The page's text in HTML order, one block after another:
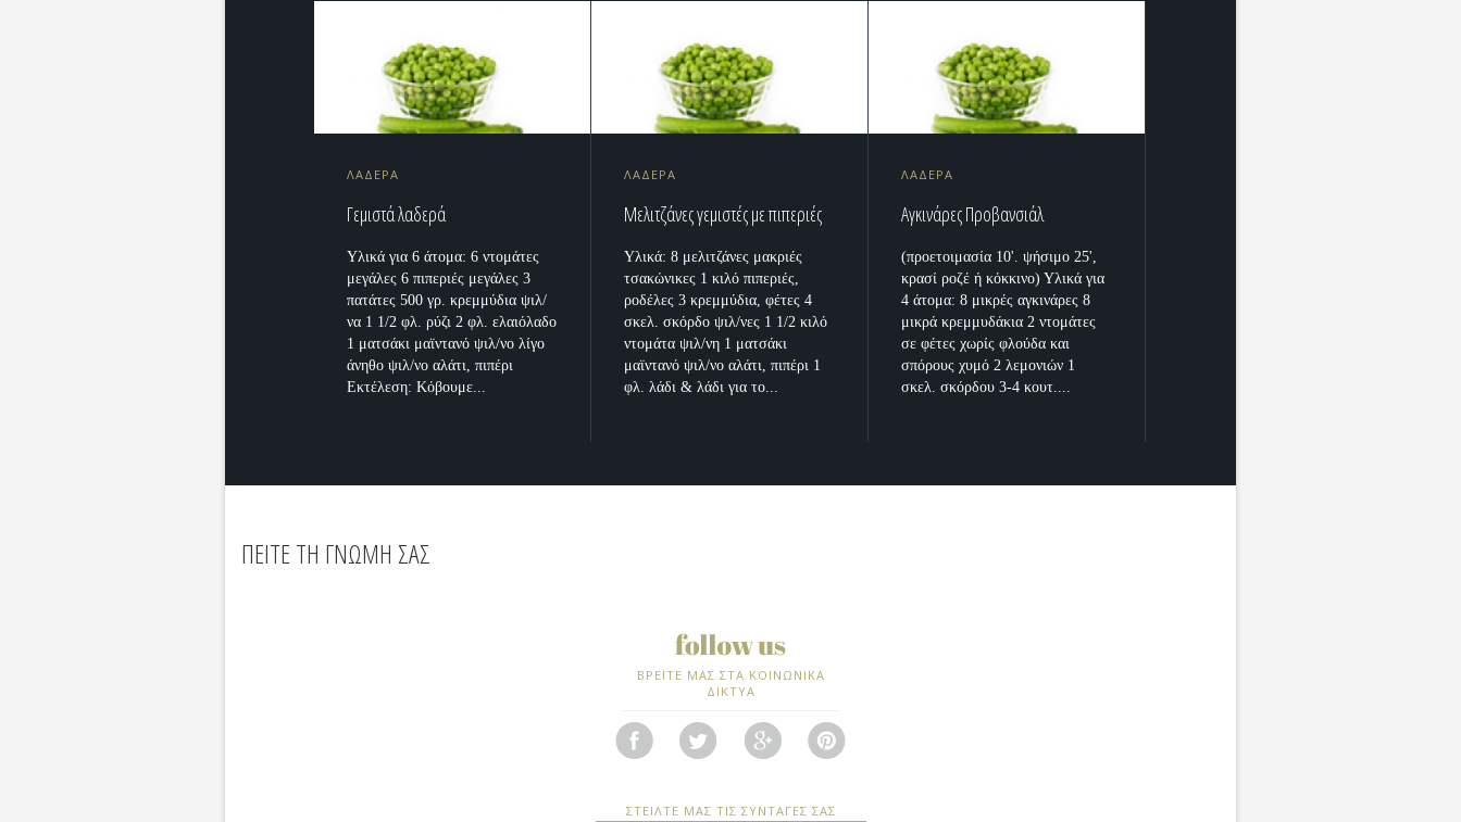
ΛΑΔΕΡΑ
Γεμιστά λαδερά
Υλικά για 6 άτομα: 6 ντομάτες
μεγάλες 6 πιπεριές μεγάλες 3
πατάτες 500 γρ. κρεμμύδια ψιλ/
να 1 1/2 φλ. ρύζι 2 φλ. ελαιόλαδο
1 ματσάκι μαϊντανό ψιλ/νο λίγο
άνηθο ψιλ/νο αλάτι, πιπέρι
Εκτέλεση: Κόβουμε...
ΛΑΔΕΡΑ
Μελιτζάνες γεμιστές με πιπεριές
Υλικά: 8 μελιτζάνες μακριές
τσακώνικες 1 κιλό πιπεριές,
ροδέλες 3 κρεμμύδια, φέτες 4
σκελ. σκόρδο ψιλ/νες 1 1/2 κιλό
ντομάτα ψιλ/νη 1 ματσάκι
μαϊντανό ψιλ/νο αλάτι, πιπέρι 1
φλ. λάδι & λάδι για το...
ΛΑΔΕΡΑ
Αγκινάρες Προβανσιάλ
(προετοιμασία 10'. ψήσιμο 25',
κρασί ροζέ ή κόκκινο) Υλικά για
4 άτομα: 8 μικρές αγκινάρες 8
μικρά κρεμμυδάκια 2 ντομάτες
σε φέτες χωρίς φλούδα και
σπόρους χυμό 2 λεμονιών 1
σκελ. σκόρδου 3-4 κουτ....
ΠΕΙΤΕ ΤΗ ΓΝΩΜΗ ΣΑΣ
ΒΡΕΙΤΕ ΜΑΣ ΣΤΑ ΚΟΙΝΩΝΙΚΑ
ΔΙΚΤΥΑ
ΣΤΕΙΛΤΕ ΜΑΣ ΤΙΣ ΣΥΝΤΑΓΕΣ ΣΑΣ